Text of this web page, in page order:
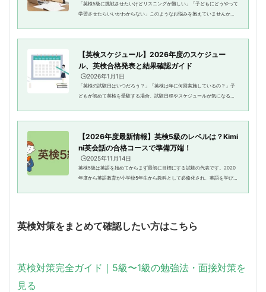
「英検5級に挑戦させたいけどリスニングが難しい」「子どもにどうやって
学習させたらいいかわからない」このようなお悩みを抱えていませんか？
【英検スケジュール】2026年度のスケジュー
ル、英検合格発表と結果確認ガイド
🕒️2026年1月1日
「英検の試験日はいつだろう？」「英検は年に何回実施しているの？」子
どもが初めて英検を受験する場合、試験日程やスケジュールが気になると
【2026年度最新情報】英検5級のレベルは？Kimi
ni英会話の合格コースで準備万端！
🕒️2025年11月14日
英検5級は英語を始めてからまず最初に目標にする試験の代表です。2020
年度から英語教育が小学校5年生から教科として必修化され、英語を学び始
英検対策をまとめて確認したい方はこちら
英検対策完全ガイド｜5級〜1級の勉強法・面接対策を
見る